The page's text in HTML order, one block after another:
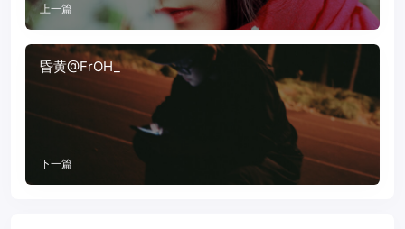
上一篇
昏黄@FrOH_
下一篇